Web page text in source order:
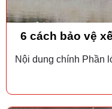
6 cách bảo vệ
Nội dung chính Phần